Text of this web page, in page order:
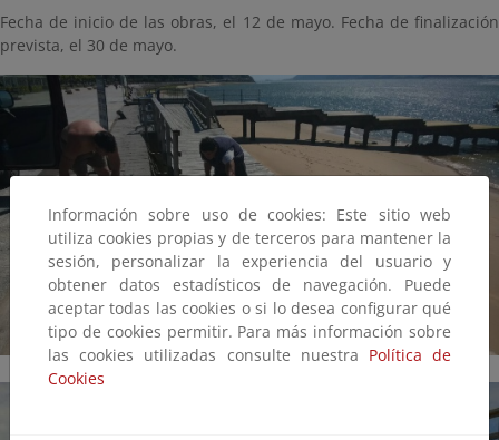
Fecha de inicio de las obras, el 12 de mayo. Fecha de finalización
prevista, el 30 de mayo.
Información sobre uso de cookies: Este sitio web
utiliza cookies propias y de terceros para mantener la
sesión, personalizar la experiencia del usuario y
obtener datos estadísticos de navegación. Puede
aceptar todas las cookies o si lo desea configurar qué
tipo de cookies permitir. Para más información sobre
las cookies utilizadas consulte nuestra Política de
Cookies